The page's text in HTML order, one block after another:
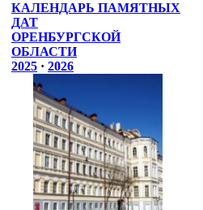
КАЛЕНДАРЬ ПАМЯТНЫХ
ДАТ
ОРЕНБУРГСКОЙ
ОБЛАСТИ
2025 · 2026